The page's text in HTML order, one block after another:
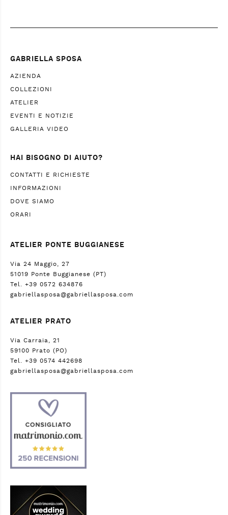
GABRIELLA SPOSA
AZIENDA
COLLEZIONI
ATELIER
EVENTI E NOTIZIE
GALLERIA VIDEO
HAI BISOGNO DI AIUTO?
CONTATTI E RICHIESTE
INFORMAZIONI
DOVE SIAMO
ORARI
ATELIER PONTE BUGGIANESE
Via 24 Maggio, 27
51019 Ponte Buggianese (PT)
Tel. +39 0572 634876
gabriellasposa@gabriellasposa.com
ATELIER PRATO
Via Carraia, 21
59100 Prato (PO)
Tel. +39 0574 442698
gabriellasposa@gabriellasposa.com